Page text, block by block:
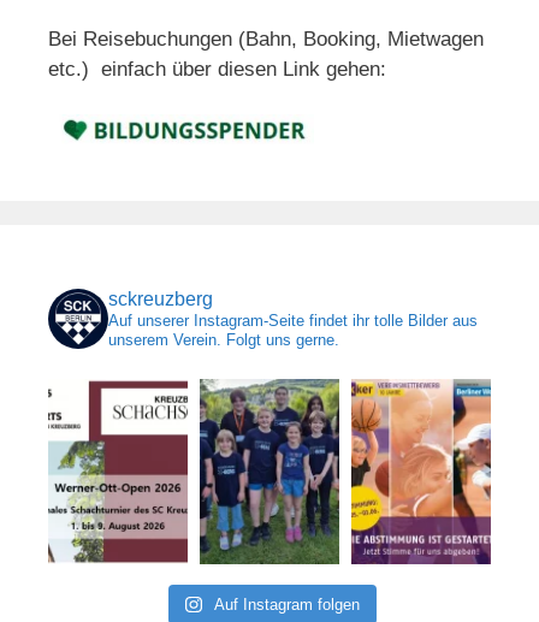
Bei Reisebuchungen (Bahn, Booking, Mietwagen
etc.) einfach über diesen Link gehen:
sckreuzberg
Auf unserer Instagram-Seite findet ihr tolle Bilder aus
unserem Verein. Folgt uns gerne.
Auf Instagram folgen